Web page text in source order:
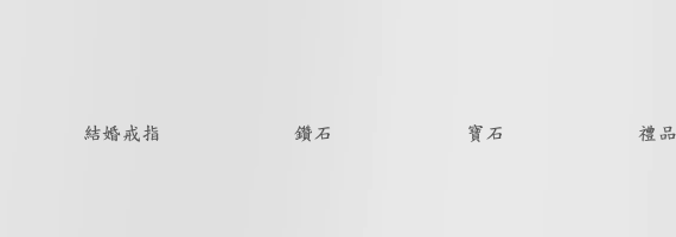
結婚戒指 鑽石 寶石 禮品